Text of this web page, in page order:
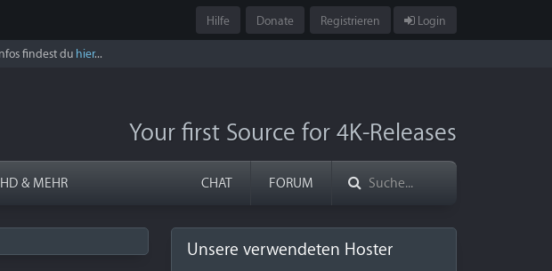
Hilfe Donate Registrieren Login
findest du hier...
Your first Source for 4K-Releases
HD & MEHR CHAT FORUM
Unsere verwendeten Hoster